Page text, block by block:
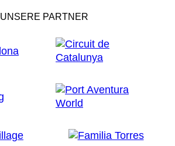
UNSERE PARTNER